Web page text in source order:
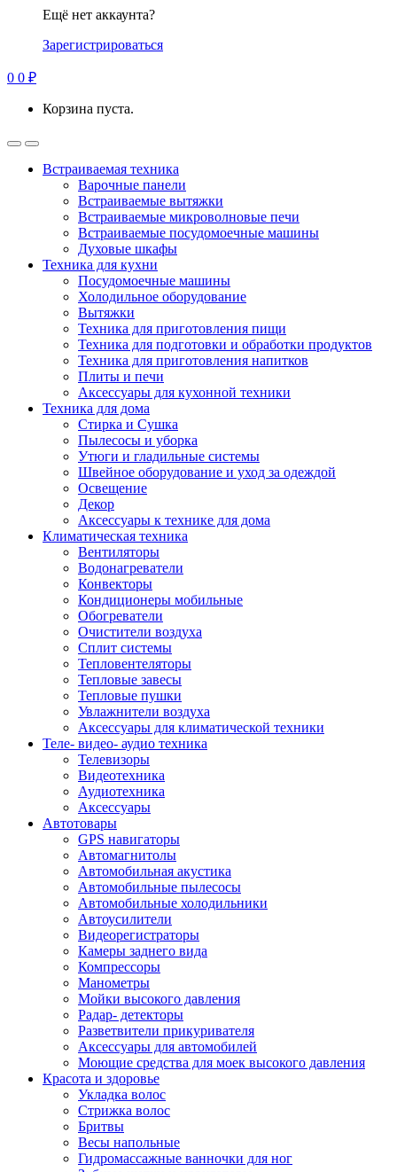
Ещё нет аккаунта?
Зарегистрироваться
0 0 ₽
Корзина пуста.
Встраиваемая техника
Варочные панели
Встраиваемые вытяжки
Встраиваемые микроволновые печи
Встраиваемые посудомоечные машины
Духовые шкафы
Техника для кухни
Посудомоечные машины
Холодильное оборудование
Вытяжки
Техника для приготовления пищи
Техника для подготовки и обработки продуктов
Техника для приготовления напитков
Плиты и печи
Аксессуары для кухонной техники
Техника для дома
Стирка и Сушка
Пылесосы и уборка
Утюги и гладильные системы
Швейное оборудование и уход за одеждой
Освещение
Декор
Аксессуары к технике для дома
Климатическая техника
Вентиляторы
Водонагреватели
Конвекторы
Кондиционеры мобильные
Обогреватели
Очистители воздуха
Сплит системы
Тепловентеляторы
Тепловые завесы
Тепловые пушки
Увлажнители воздуха
Аксессуары для климатической техники
Теле- видео- аудио техника
Телевизоры
Видеотехника
Аудиотехника
Аксессуары
Автотовары
GPS навигаторы
Автомагнитолы
Автомобильная акустика
Автомобильные пылесосы
Автомобильные холодильники
Автоусилители
Видеорегистраторы
Камеры заднего вида
Компрессоры
Манометры
Мойки высокого давления
Радар- детекторы
Разветвители прикуривателя
Аксессуары для автомобилей
Моющие средства для моек высокого давления
Красота и здоровье
Укладка волос
Стрижка волос
Бритвы
Весы напольные
Гидромассажные ванночки для ног